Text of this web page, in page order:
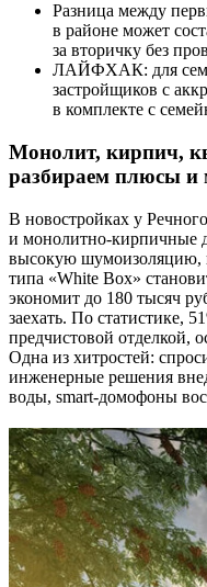
Разница между
в районе может
за вторичку без
ЛАЙФХАК: для
застройщиков с
в комплекте с
Монолит, кирпич,
разбираем плюсы и
В новостройках у
и монолитно-кирпичные
высокую шумоизоляцию,
типа «White Box»
экономит до 180 тысяч
заехать. По статистике,
предчистовой отделкой,
Одна из хитростей:
инженерные решения
воды, smart-домофоны